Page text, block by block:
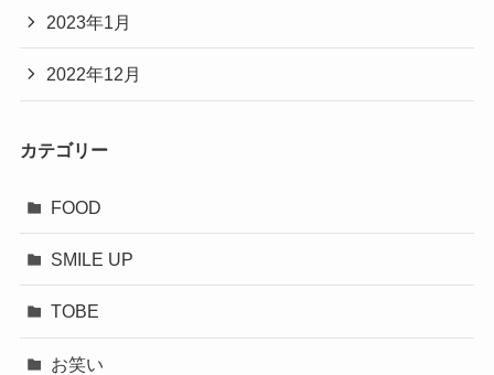
2023年1月
2022年12月
カテゴリー
FOOD
SMILE UP
TOBE
お笑い